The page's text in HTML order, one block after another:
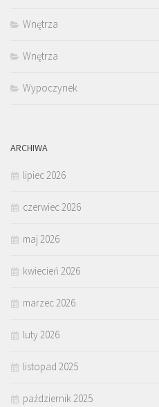
Wnętrza
Wnętrza
Wypoczynek
ARCHIWA
lipiec 2026
czerwiec 2026
maj 2026
kwiecień 2026
marzec 2026
luty 2026
listopad 2025
październik 2025